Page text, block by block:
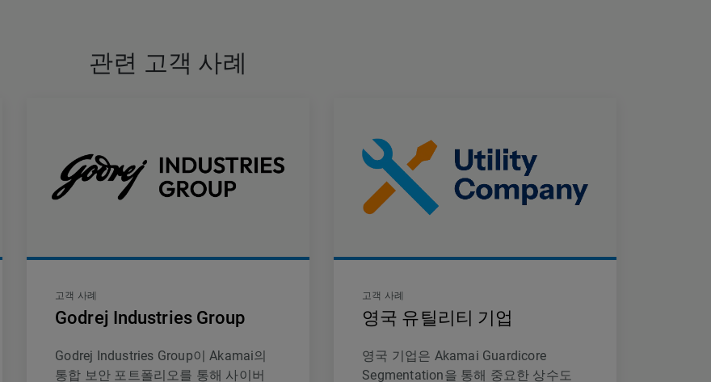
관련 고객 사례
고객 사례
Godrej Industries Group
Godrej Industries Group이 Akamai의
통합 보안 포트폴리오를 통해 사이버
고객 사례
영국 유틸리티 기업
영국 기업은 Akamai Guardicore
Segmentation을 통해 중요한 상수도